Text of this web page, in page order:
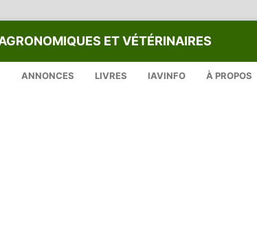
ET VÉTÉRINAIRES
ANNONCES LIVRES IAVINFO À PROPOS